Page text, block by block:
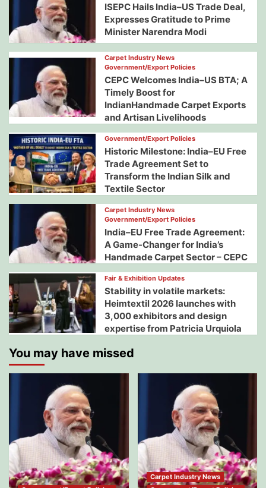
ISEPC Hails India–US Trade Deal,
Expresses Gratitude to Prime
Minister Narendra Modi
Carpet Industry News
Government/Export Policies
CEPC Welcomes India–US BTA; A
Timely Boost for
IndianHandmade Carpet Exports
and Artisan Livelihoods
Government/Export Policies
Historic Milestone: India–EU Free
Trade Agreement Set to
Transform the Indian Silk and
Textile Sector
Carpet Industry News
Government/Export Policies
India–EU Free Trade Agreement:
A Game-Changer for India’s
Handmade Carpet Sector – CEPC
Fair & Exhibition Updates
Stability in volatile markets:
Heimtextil 2026 launches with
3,000 exhibitors and design
expertise from Patricia Urquiola
You may have missed
Carpet Industry News